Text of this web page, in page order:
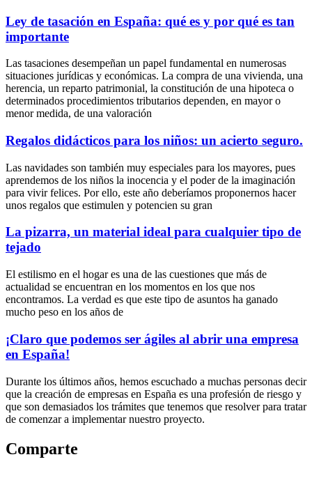
Ley de tasación en España: qué es y por qué es tan
importante
Las tasaciones desempeñan un papel fundamental en numerosas
situaciones jurídicas y económicas. La compra de una vivienda, una
herencia, un reparto patrimonial, la constitución de una hipoteca o
determinados procedimientos tributarios dependen, en mayor o
menor medida, de una valoración
Regalos didácticos para los niños: un acierto seguro.
Las navidades son también muy especiales para los mayores, pues
aprendemos de los niños la inocencia y el poder de la imaginación
para vivir felices. Por ello, este año deberíamos proponernos hacer
unos regalos que estimulen y potencien su gran
La pizarra, un material ideal para cualquier tipo de
tejado
El estilismo en el hogar es una de las cuestiones que más de
actualidad se encuentran en los momentos en los que nos
encontramos. La verdad es que este tipo de asuntos ha ganado
mucho peso en los años de
¡Claro que podemos ser ágiles al abrir una empresa
en España!
Durante los últimos años, hemos escuchado a muchas personas decir
que la creación de empresas en España es una profesión de riesgo y
que son demasiados los trámites que tenemos que resolver para tratar
de comenzar a implementar nuestro proyecto.
Comparte